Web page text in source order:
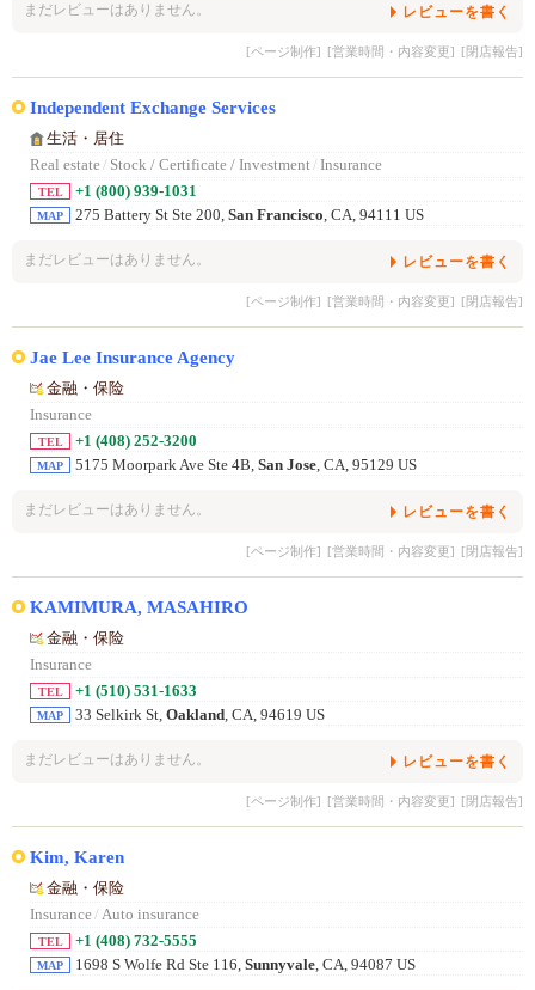
まだレビューはありません。 レビューを書く
[ページ制作] [営業時間・内容変更] [閉店報告]
Independent Exchange Services
生活・居住
Real estate/ Stock / Certificate / Investment/ Insurance
TEL +1 (800) 939-1031
MAP 275 Battery St Ste 200, San Francisco, CA, 94111 US
まだレビューはありません。 レビューを書く
[ページ制作] [営業時間・内容変更] [閉店報告]
Jae Lee Insurance Agency
金融・保险
Insurance
TEL +1 (408) 252-3200
MAP 5175 Moorpark Ave Ste 4B, San Jose, CA, 95129 US
まだレビューはありません。 レビューを書く
[ページ制作] [営業時間・内容変更] [閉店報告]
KAMIMURA, MASAHIRO
金融・保险
Insurance
TEL +1 (510) 531-1633
MAP 33 Selkirk St, Oakland, CA, 94619 US
まだレビューはありません。 レビューを書く
[ページ制作] [営業時間・内容変更] [閉店報告]
Kim, Karen
金融・保险
Insurance/ Auto insurance
TEL +1 (408) 732-5555
MAP 1698 S Wolfe Rd Ste 116, Sunnyvale, CA, 94087 US